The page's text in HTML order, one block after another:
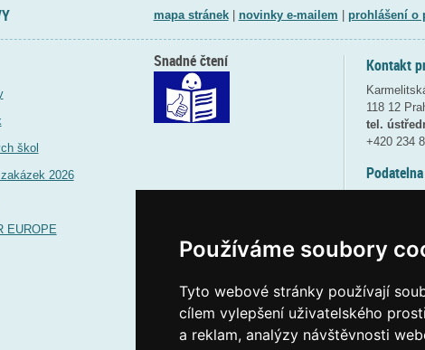
Používáme soubory
Tyto webové stránky používají
cílem vylepšení uživatelského
a reklam, analýzy návštěvnosti
mapa stránek| novinky e-mailem prohlášení o
škol
2026
EUROPE
Kontakt
118 12
tel.
+420 234
(více
Snadné čtení